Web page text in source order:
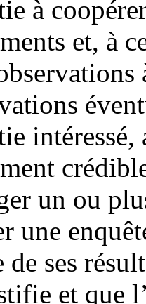
à
et, à
un ou
une
de ses
et que